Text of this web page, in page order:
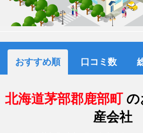
おすすめ順 口コミ数
北海道茅部郡鹿部町
産会社